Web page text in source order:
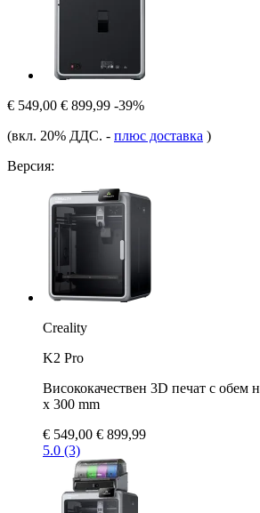
€ 549,00 € 899,99 -39%
(вкл. 20% ДДС. - плюс доставка )
Версия:
Creality
K2 Pro
Висококачествен 3D печат с обем
x 300 mm
€ 549,00 € 899,99
5.0 (3)